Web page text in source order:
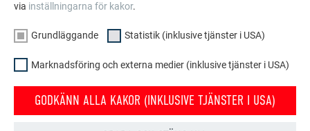
projekt med PREFA:s hållbara aluminiumlösningar för
SE FLER REFERENSER
via inställningarna för kakor.
Grundläggande Statistik (inklusive tjänster i USA)
Marknadsföring och externa medier (inklusive tjänster i USA)
GODKÄNN ALLA KAKOR (INKLUSIVE TJÄNSTER I USA)